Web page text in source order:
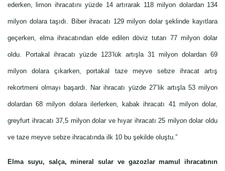
ederken, limon ihracatını yüzde 14 artırarak 118 milyon dolardan 134
milyon dolara taşıdı. Biber ihracatı 129 milyon dolar şeklinde kayıtlara
geçerken, elma ihracatından elde edilen döviz tutarı 77 milyon dolar
oldu. Portakal ihracatı yüzde 123’lük artışla 31 milyon dolardan 69
milyon dolara çıkarken, portakal taze meyve sebze ihracat artış
rekortmeni olmayı başardı. Nar ihracatı yüzde 27’lik artışla 53 milyon
dolardan 68 milyon dolara ilerlerken, kabak ihracatı 41 milyon dolar,
greyfurt ihracatı 37,5 milyon dolar ve hıyar ihracatı 25 milyon dolar oldu
ve taze meyve sebze ihracatında ilk 10 bu şekilde oluştu.”
Elma suyu, salça, mineral sular ve gazozlar mamul ihracatının